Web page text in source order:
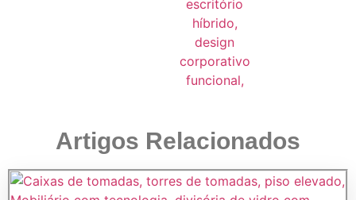
Artigos Relacionados